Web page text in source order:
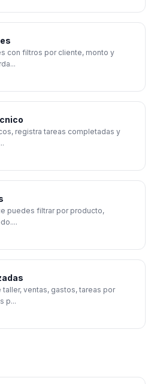
con filtros por cliente, monto y
...
registra tareas completadas y
...
puedes filtrar por producto,
...
ventas, gastos, tareas por
p...